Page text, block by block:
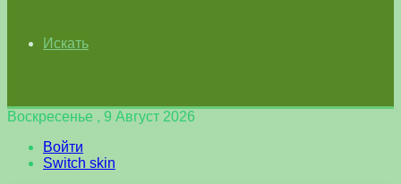
Искать
Воскресенье , 9 Август 2026
Войти
Switch skin